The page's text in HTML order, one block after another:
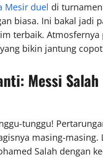
Mesir duel di
biasa. Ini bakal jadi
terbaik.
bikin jantung
Messi
tunggu!
masing-
Salah dengan